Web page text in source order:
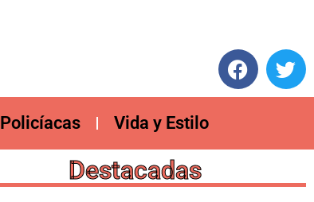
Policíacas Vida y Estilo
Destacadas